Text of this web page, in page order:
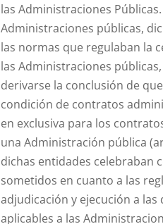
las Administraciones
Administraciones públicas,
las normas que regulaban la
las Administraciones
derivarse la conclusión de
condición de contratos
en exclusiva para los
una Administración pública
dichas entidades celebraban
sometidos en cuanto a las
adjudicación y ejecución a las
aplicables a las